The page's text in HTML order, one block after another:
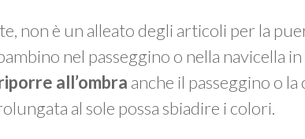
non è un alleato degli articoli per la
nel passeggino o nella navicella
all’ombra anche il passeggino o
al sole possa sbiadire i colori.